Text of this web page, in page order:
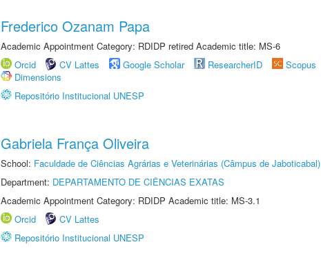
Frederico Ozanam Papa
Academic Appointment Category: RDIDP retired Academic title: MS-6
Orcid
CV Lattes Google Scholar ResearcherID Scopus
Dimensions
Repositório Institucional UNESP
Gabriela França Oliveira
School: Faculdade de Ciências Agrárias e Veterinárias (Câmpus de Jaboticabal)
Department: DEPARTAMENTO DE CIÊNCIAS EXATAS
Academic Appointment Category: RDIDP Academic title: MS-3.1
Orcid
CV Lattes
Repositório Institucional UNESP